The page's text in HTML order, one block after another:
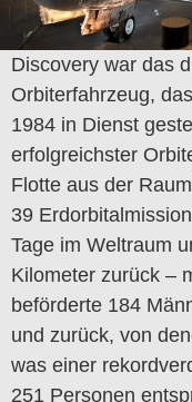
Discovery war das
Orbiterfahrzeug,
1984 in Dienst
erfolgreichster
Flotte aus der
39
Tage im Weltraum
Kilometer zurück –
beförderte 184
und zurück, von
was einer
251 Personen